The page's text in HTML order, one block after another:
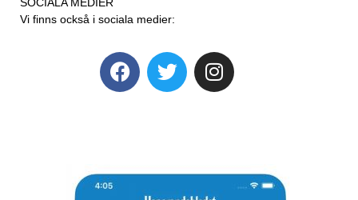
Vi finns också i sociala medier: